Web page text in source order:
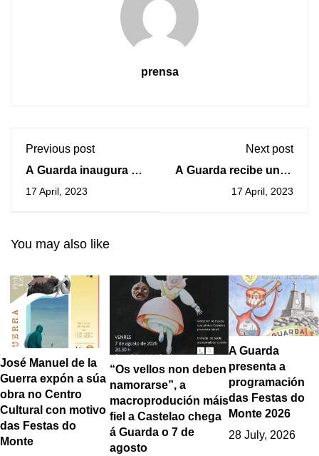
prensa
Previous post
A Guarda inaugura a
Praza Tito Lemos e o
17 April, 2023
Next post
A Guarda recibe unha
subvención para a
17 April, 2023
You may also like
José Manuel de la
Guerra expón a súa
obra no Centro
Cultural con motivo
das Festas do
Monte
“Os vellos non deben
namorarse”, a
macroprodución máis
fiel a Castelao chega
á Guarda o 7 de
agosto
A Guarda
presenta a
programación
das Festas do
Monte 2026
28 July, 2026